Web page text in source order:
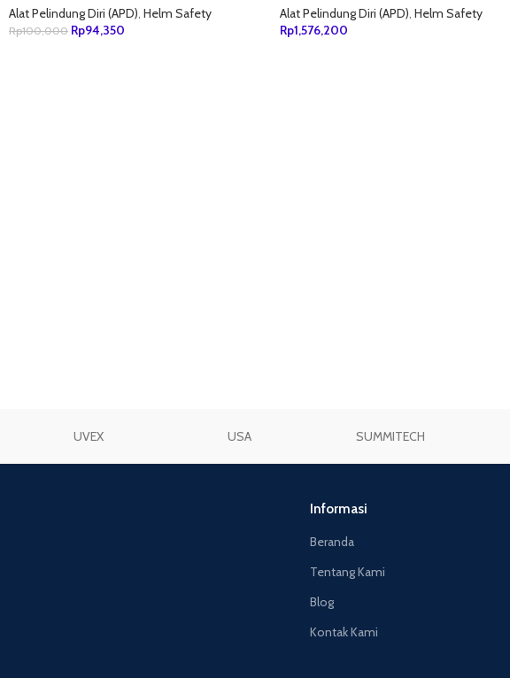
Alat Pelindung Diri (APD), Helm Safety
Rp100,000 Rp94,350
Alat Pelindung Diri (APD), Helm Safety
Rp1,576,200
UVEX USA SUMMITECH
Informasi
Beranda
Tentang Kami
Blog
Kontak Kami